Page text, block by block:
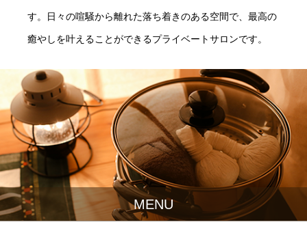
す。日々の喧騒から離れた落ち着きのある空間で、最高の
癒やしを叶えることができるプライベートサロンです。
MENU